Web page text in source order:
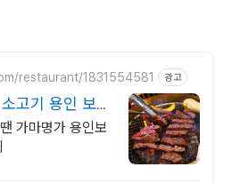
restaurant/1831554581 광고
고기 용인 보정
가마명가 용인보